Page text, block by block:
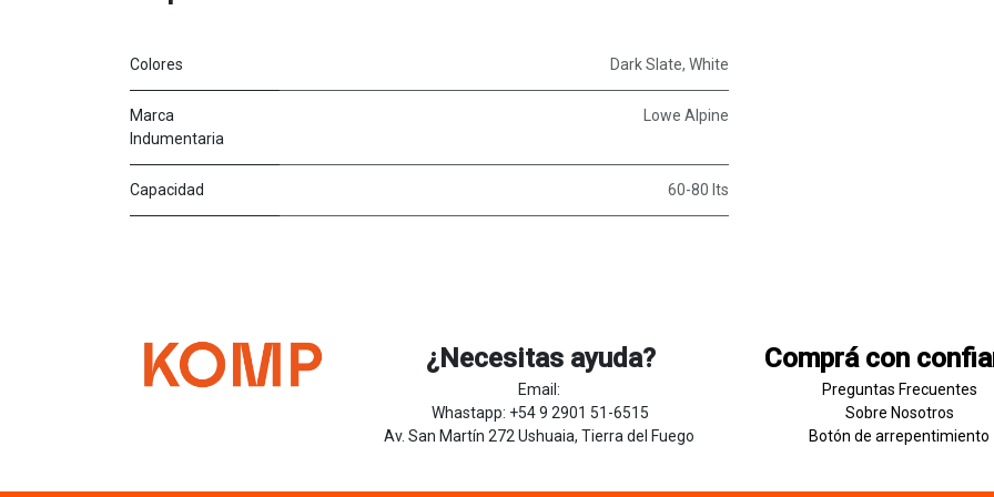
Colores Dark Slate, White
Marca
Indumentaria
Lowe Alpine
Capacidad 60-80 lts
¿Necesitas ayuda?
Email:
Whastapp: +54 9 2901 51-6515
Av. San Martín 272 Ushuaia, Tierra del Fuego
Comprá con
Preguntas Frecuentes
Sobre Nosotros
Botón de​arrepentim​​​iento